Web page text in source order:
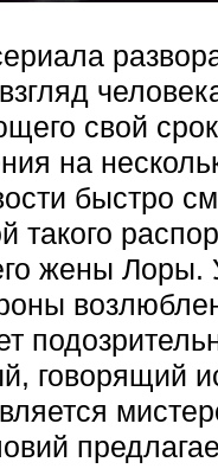
свой
на
быстро
такого
жены Лоры.
говорящий